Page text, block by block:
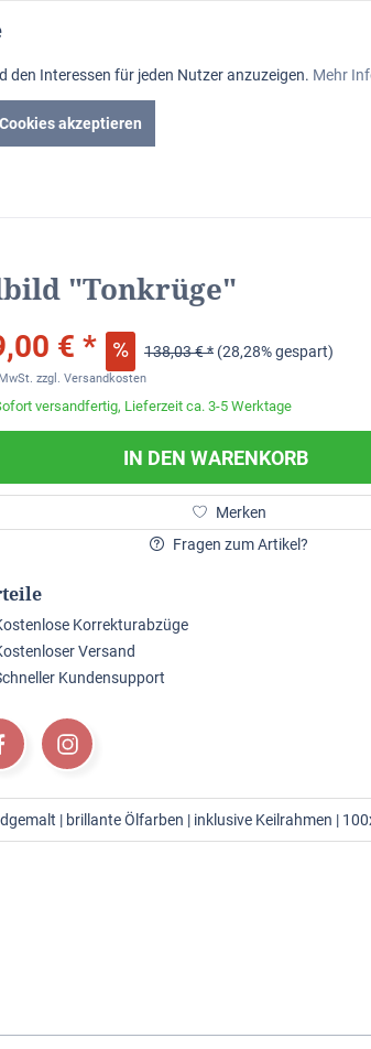
lassen Gutscheine
"Tonkrüge"
€ * 138,03 € * (28,28% gespart)
zzgl. Versandkosten
versandfertig, Lieferzeit ca. 3-5 Werktage
IN DEN WARENKORB
Merken
Fragen zum Artikel?
Korrekturabzüge
Versand
Kundensupport
| brillante Ölfarben | inklusive Keilrahmen |
den Interessen für jeden Nutzer anzuzeigen. Mehr
Cookies akzeptieren